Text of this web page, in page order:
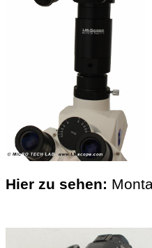
Hier zu sehen: